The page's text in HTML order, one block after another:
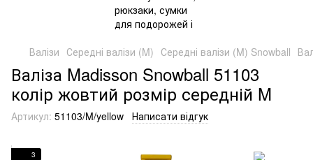
Валізи Середні валізи (M) Середні валізи (M) Snowball
Валіза Madisson Snowball 51103
колір жовтий розмір середній M
Артикул: 51103/M/yellow Написати відгук
3